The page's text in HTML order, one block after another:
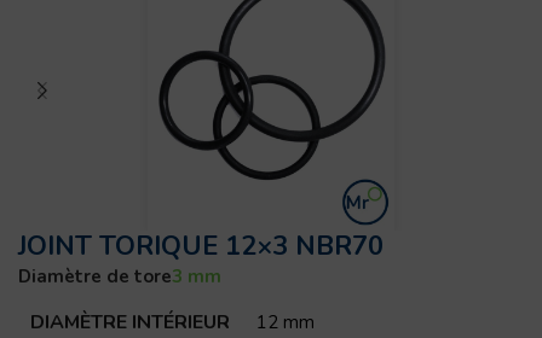
JOINT TORIQUE 12×3 NBR70
Diamètre de tore3 mm
DIAMÈTRE INTÉRIEUR 12 mm